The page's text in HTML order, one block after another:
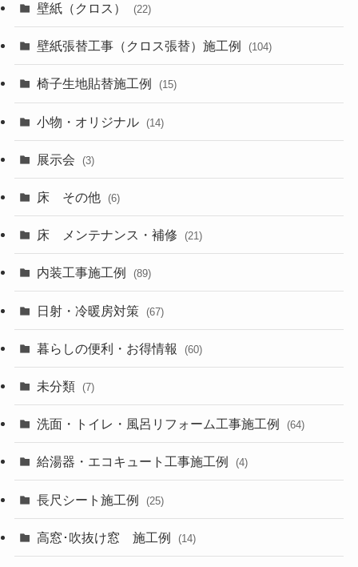
壁紙（クロス） (22)
壁紙張替工事（クロス張替）施工例 (104)
椅子生地貼替施工例 (15)
小物・オリジナル (14)
展示会 (3)
床 その他 (6)
床 メンテナンス・補修 (21)
内装工事施工例 (89)
日射・冷暖房対策 (67)
暮らしの便利・お得情報 (60)
未分類 (7)
洗面・トイレ・風呂リフォーム工事施工例 (64)
給湯器・エコキュート工事施工例 (4)
長尺シート施工例 (25)
高窓･吹抜け窓 施工例 (14)